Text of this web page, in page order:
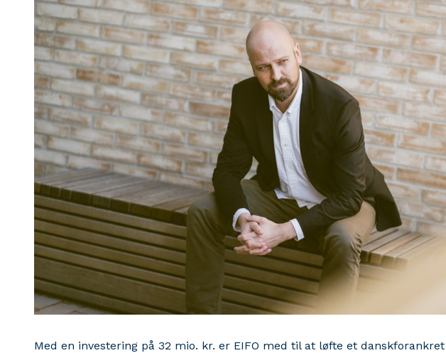
Med en investering på 32 mio. kr. er EIFO med til at løfte et